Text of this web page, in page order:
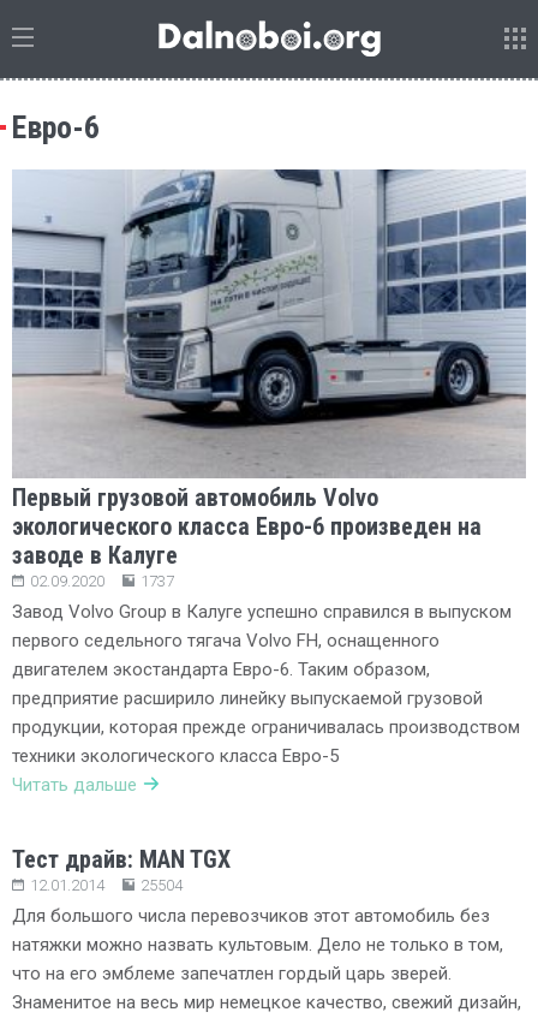
Евро-6
Первый грузовой автомобиль Volvo
экологического класса Евро-6 произведен на
заводе в Калуге
02.09.2020 1737
Завод Volvo Group в Калуге успешно справился в выпуском
первого седельного тягача Volvo FH, оснащенного
двигателем экостандарта Евро-6. Таким образом,
предприятие расширило линейку выпускаемой грузовой
продукции, которая прежде ограничивалась производством
техники экологического класса Евро-5
Читать дальше
Тест драйв: MAN TGX
12.01.2014 25504
Для большого числа перевозчиков этот автомобиль без
натяжки можно назвать культовым. Дело не только в том,
что на его эмблеме запечатлен гордый царь зверей.
Знаменитое на весь мир немецкое качество, свежий дизайн,